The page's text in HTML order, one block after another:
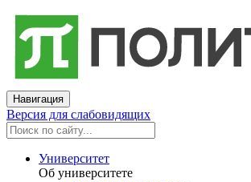
Навигация
Версия для слабовидящих
Университет
Об университете